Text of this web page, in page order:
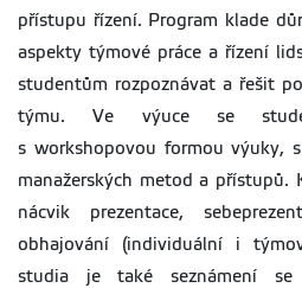
přístupu řízení. Program klade
aspekty týmové práce a řízení
studentům rozpoznávat a řešit
týmu. Ve výuce se
s workshopovou formou výuky,
manažerských metod a přístupů.
nácvik prezentace,
obhajování (individuální i
studia je také seznámení se